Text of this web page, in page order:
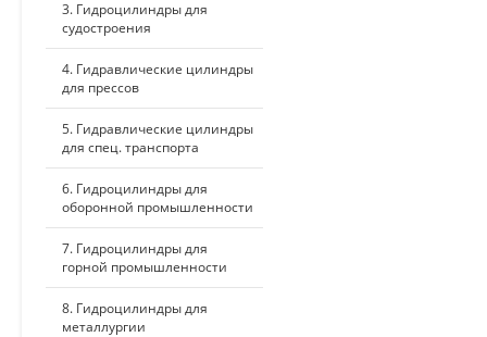
3. Гидроцилиндры для
судостроения
4. Гидравлические цилиндры
для прессов
5. Гидравлические цилиндры
для спец. транспорта
6. Гидроцилиндры для
оборонной промышленности
7. Гидроцилиндры для
горной промышленности
8. Гидроцилиндры для
металлургии